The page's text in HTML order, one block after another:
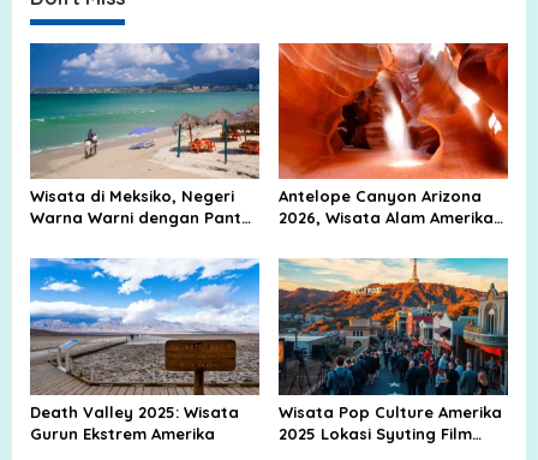
Wisata di Meksiko, Negeri
Warna Warni dengan Pantai
Peradaban Kuno
Antelope Canyon Arizona
2026, Wisata Alam Amerika
Death Valley 2025: Wisata
Gurun Ekstrem Amerika
Wisata Pop Culture Amerika
2025 Lokasi Syuting Film